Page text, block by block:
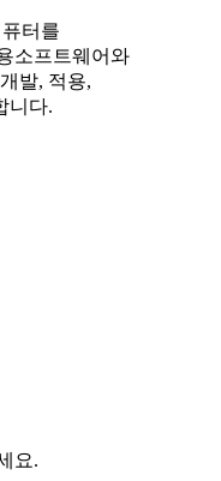
퓨터를
소프트웨어와
발, 적용,
니다.
요.